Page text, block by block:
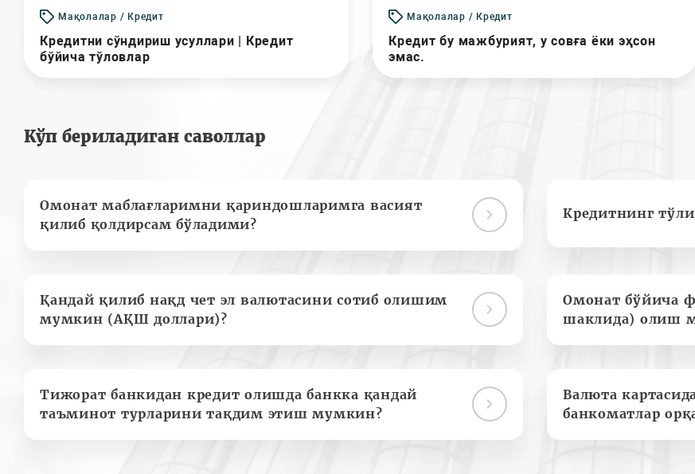
Мақолалар / Кредит
Кредитни сўндириш усуллари | Кредит
бўйича тўловлар
Мақолалар / Кредит
Кредит бу мажбурият, у совға ёки эҳсон
эмас.
Кўп бериладиган саволлар
Омонат маблағларимни қариндошларимга васият
қилиб қолдирсам бўладими?
Кредитнинг
Қандай қилиб нақд чет эл валютасини сотиб олишим
мумкин (АҚШ доллари)?
Омонат бўйича
шаклида) олиш
Тижорат банкидан кредит олишда банкка қандай
таъминот турларини тақдим этиш мумкин?
Валюта
банкоматлар